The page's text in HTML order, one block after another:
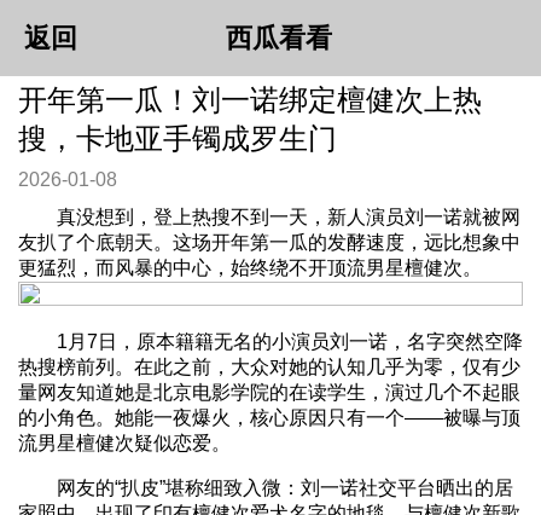
返回 西瓜看看
开年第一瓜！刘一诺绑定檀健次上热
搜，卡地亚手镯成罗生门
2026-01-08
真没想到，登上热搜不到一天，新人演员刘一诺就被网
友扒了个底朝天。这场开年第一瓜的发酵速度，远比想象中
更猛烈，而风暴的中心，始终绕不开顶流男星檀健次。
1月7日，原本籍籍无名的小演员刘一诺，名字突然空降
热搜榜前列。在此之前，大众对她的认知几乎为零，仅有少
量网友知道她是北京电影学院的在读学生，演过几个不起眼
的小角色。她能一夜爆火，核心原因只有一个——被曝与顶
流男星檀健次疑似恋爱。
网友的“扒皮”堪称细致入微：刘一诺社交平台晒出的居